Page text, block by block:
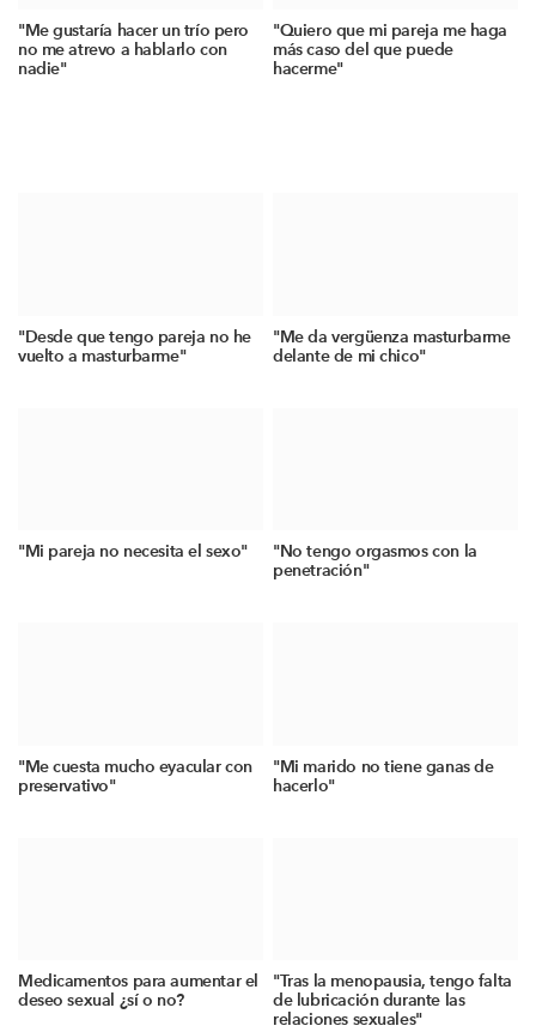
"Me gustaría hacer un trío pero
no me atrevo a hablarlo con
nadie"
"Quiero que mi pareja me haga
más caso del que puede
hacerme"
"Desde que tengo pareja no he
vuelto a masturbarme"
"Me da vergüenza masturbarme
delante de mi chico"
"Mi pareja no necesita el sexo"
"No tengo orgasmos con la
penetración"
"Me cuesta mucho eyacular con
preservativo"
"Mi marido no tiene ganas de
hacerlo"
Medicamentos para aumentar el
deseo sexual ¿sí o no?
"Tras la menopausia, tengo falta
de lubricación durante las
relaciones sexuales"